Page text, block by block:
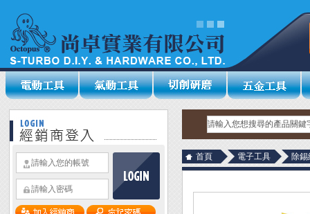
首頁 電子工具 除